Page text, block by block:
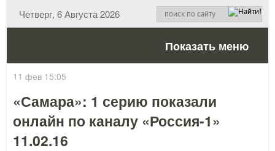
Четверг, 6 Августа 2026
Показать меню
11 фев 15:05
«Самара»: 1 серию показали
онлайн по каналу «Россия-1»
11.02.16